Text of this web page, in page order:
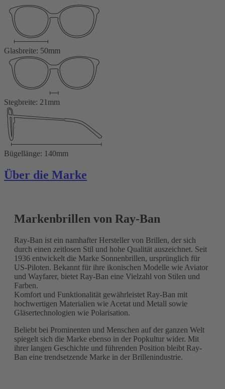
Glasbreite: 50mm
Stegbreite: 21mm
Bügellänge: 140mm
Über die Marke
Markenbrillen von Ray-Ban
Ray-Ban ist ein namhafter Hersteller von Brillen, der sich
durch einen zeitlosen Stil und hohe Qualität auszeichnet. Seit
1936 entwickelt die Marke Sonnenbrillen, ursprünglich für
US-Piloten. Bekannt für ihre ikonischen Modelle wie Aviator
und Wayfarer, bietet Ray-Ban eine Vielzahl von Stilen und
Farben.
Komfort und Funktionalität gewährleistet Ray-Ban mit
hochwertigen Materialien wie Acetat und Metall sowie
Gläsertechnologien wie Polarisation.
Beliebt bei Prominenten und Menschen auf der ganzen Welt
spiegelt sich die Marke ebenso in der Popkultur wider. Mit
ihrer langen Geschichte und führenden Position bleibt Ray-
Ban eine trendsetzende Marke in der Brillenindustrie.